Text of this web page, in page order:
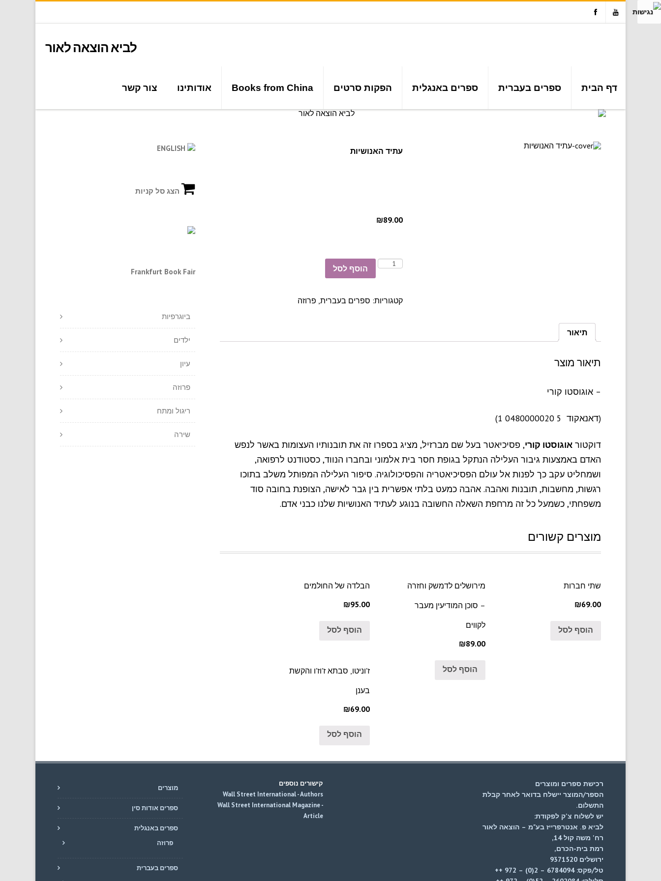
לביא הוצאה לאור
דף הבית ספרים בעברית ספרים באנגלית הפקות סרטים Books from China אודותינו צור קשר
עתיד האנושיות
₪89.00
הוסף לסל
קטגוריות: ספרים בעברית, פרוזה
תיאור
תיאור מוצר
– אוגוסטו קורי
(דאנאקוד 5 0480000020 1)
דוקטור אוגוסטו קורי, פסיכיאטר בעל שם מברזיל, מציג בספרו זה את תובנותיו העצומות באשר לנפש
האדם באמצעות גיבור העלילה הנתקל בגופת חסר בית אלמוני ובחברו הנווד, כסטודנט לרפואה,
ושמחליט עקב כך לפנות אל עולם הפסיכיאטריה והפסיכולוגיה. סיפור העלילה המפותל משלב בתוכו
רגשות, מחשבות, תובנות ואהבה. אהבה כמעט בלתי אפשרית בין גבר לאישה, הצופנת בחובה סוד
משפחתי, כשמעל כל זה מרחפת השאלה החשובה בנוגע לעתיד האנושיות שלנו כבני אדם.
מוצרים קשורים
שתי חברות
₪69.00
הוסף לסל
מירושלים לדמשק וחזרה
– סוכן המודיעין מעבר
לקווים
₪89.00
הוסף לסל
הבלדה של החולמים
₪95.00
הוסף לסל
ז'וניטו, סבתא ז'וז'ו והקשת
בענן
₪69.00
הוסף לסל
הצג סל קניות
Frankfurt Book Fair
ביוגרפיות
ילדים
עיון
פרוזה
ריגול ומתח
שירה
מוצרים
ספרים אודות סין
ספרים באנגלית
פרוזה
ספרים בעברית
קישורים נוספים
Wall Street International - Authors
Wall Street International Magazine -
Article
רכישת ספרים ומוצרים
הספר/המוצר יישלח בדואר לאחר קבלת
התשלום.
יש לשלוח צ'ק לפקודת:
לביא פ. אנטרפרייז בע"מ – הוצאה לאור
רח' משה קול 14,
רמת בית-הכרם,
ירושלים 9371520
טל/פקס: 6784094 – 2(0) – 972 ++